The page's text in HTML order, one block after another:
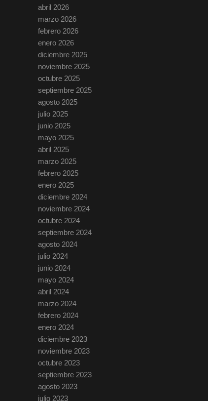
abril 2026
marzo 2026
febrero 2026
enero 2026
diciembre 2025
noviembre 2025
octubre 2025
septiembre 2025
agosto 2025
julio 2025
junio 2025
mayo 2025
abril 2025
marzo 2025
febrero 2025
enero 2025
diciembre 2024
noviembre 2024
octubre 2024
septiembre 2024
agosto 2024
julio 2024
junio 2024
mayo 2024
abril 2024
marzo 2024
febrero 2024
enero 2024
diciembre 2023
noviembre 2023
octubre 2023
septiembre 2023
agosto 2023
julio 2023